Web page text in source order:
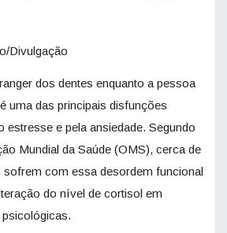
Divulgação
dos dentes enquanto a pessoa
uma das principais disfunções
estresse e pela ansiedade. Segundo
Mundial da Saúde (OMS), cerca de
sofrem com essa desordem funcional
do nível de cortisol em